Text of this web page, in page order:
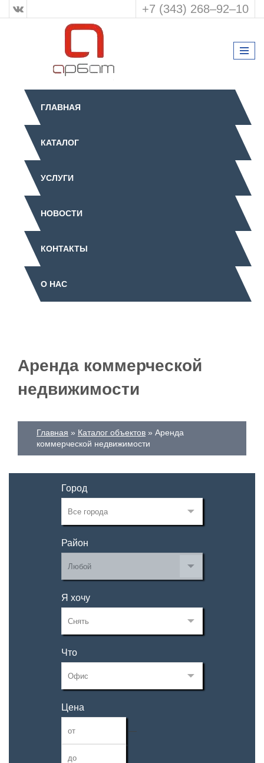
+7 (343) 268‒92‒10
ГЛАВНАЯ
КАТАЛОГ
УСЛУГИ
НОВОСТИ
КОНТАКТЫ
О НАС
Аренда коммерческой
недвижимости
Главная Каталог объектов
Аренда
коммерческой недвижимости
Город
Район
Я хочу
Что
Цена
—